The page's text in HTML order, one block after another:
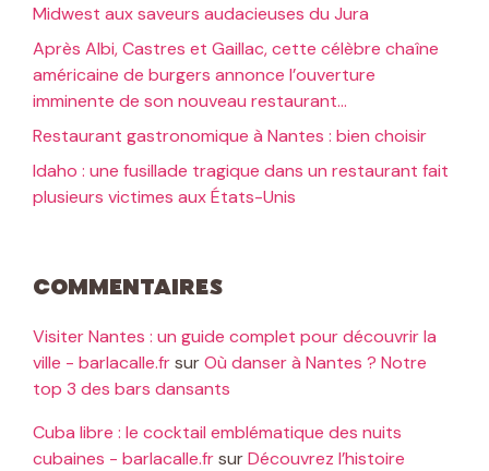
Midwest aux saveurs audacieuses du Jura
Après Albi, Castres et Gaillac, cette célèbre chaîne
américaine de burgers annonce l’ouverture
imminente de son nouveau restaurant…
Restaurant gastronomique à Nantes : bien choisir
Idaho : une fusillade tragique dans un restaurant fait
plusieurs victimes aux États-Unis
Commentaires
Visiter Nantes : un guide complet pour découvrir la
ville - barlacalle.frsurOù danser à Nantes ? Notre
top 3 des bars dansants
Cuba libre : le cocktail emblématique des nuits
cubaines - barlacalle.frsurDécouvrez l’histoire